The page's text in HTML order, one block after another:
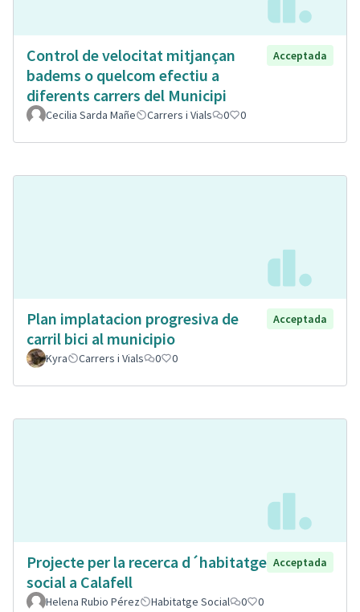
Control de velocitat mitjançan
badems o quelcom efectiu a
diferents carrers del Municipi
Acceptada
Cecilia Sarda Mañe Carrers i Vials 0 0
Plan implatacion progresiva de
carril bici al municipio
Acceptada
Kyra Carrers i Vials 0 0
Projecte per la recerca d´habitatge
social a Calafell
Acceptada
Helena Rubio Pérez Habitatge Social 0 0